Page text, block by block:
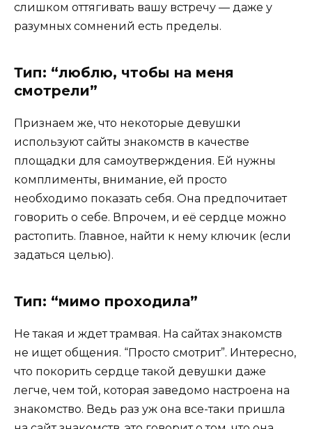
слишком оттягивать вашу встречу — даже у
разумных сомнений есть пределы.
Тип: “люблю, чтобы на меня
смотрели”
Признаем же, что некоторые девушки
используют сайты знакомств в качестве
площадки для самоутверждения. Ей нужны
комплименты, внимание, ей просто
необходимо показать себя. Она предпочитает
говорить о себе. Впрочем, и её сердце можно
растопить. Главное, найти к нему ключик (если
задаться целью).
Тип: “мимо проходила”
Не такая и ждет трамвая. На сайтах знакомств
не ищет общения. “Просто смотрит”. Интересно,
что покорить сердце такой девушки даже
легче, чем той, которая заведомо настроена на
знакомство. Ведь раз уж она все-таки пришла